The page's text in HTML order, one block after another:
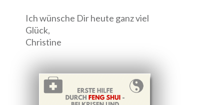
​​Ich wünsche Dir heute ganz viel
Glück,
Christine